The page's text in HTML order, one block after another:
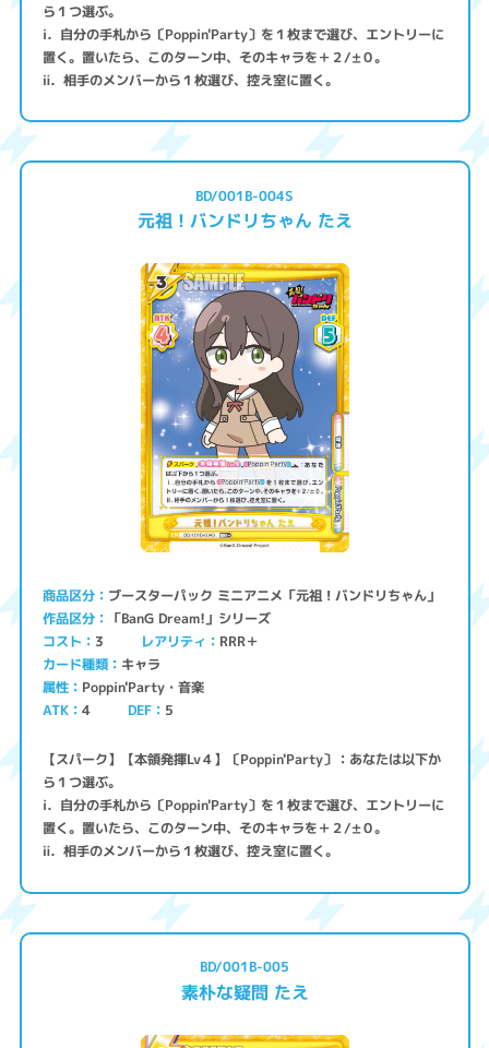
ら１つ選ぶ。
ⅰ．自分の手札から〔Poppin'Party〕を１枚まで選び、エントリーに
置く。置いたら、このターン中、そのキャラを＋２/±０。
ⅱ．相手のメンバーから１枚選び、控え室に置く。
BD/001B-004S
元祖！バンドリちゃん たえ
商品区分 ブースターパック ミニアニメ「元祖！バンドリちゃん」
作品区分 「BanG Dream!」シリーズ
コスト 3 レアリティ RRR＋
カード種類 キャラ
属性 Poppin'Party・音楽
ATK 4 DEF 5
【スパーク】【本領発揮Lv４】〔Poppin'Party〕：あなたは以下か
ら１つ選ぶ。
ⅰ．自分の手札から〔Poppin'Party〕を１枚まで選び、エントリーに
置く。置いたら、このターン中、そのキャラを＋２/±０。
ⅱ．相手のメンバーから１枚選び、控え室に置く。
BD/001B-005
素朴な疑問 たえ